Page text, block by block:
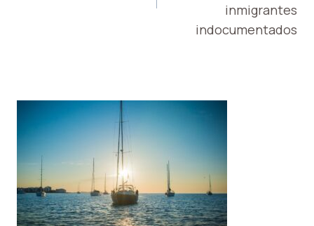
inmigrantes
indocumentados